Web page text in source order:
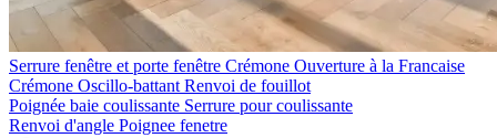
Serrure fenêtre et porte fenêtre Crémone Ouverture à la Francaise
Crémone Oscillo-battant Renvoi de fouillot
Poignée baie coulissante Serrure pour coulissante
Renvoi d'angle Poignee fenetre